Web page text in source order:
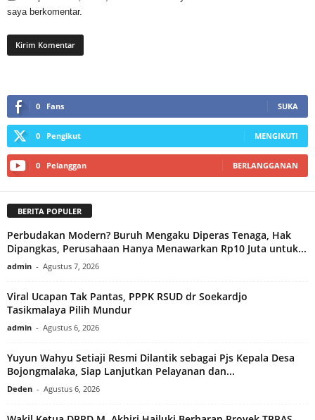
saya berkomentar.
0 Fans SUKA
0 Pengikut MENGIKUTI
0 Pelanggan BERLANGGANAN
BERITA POPULER
Perbudakan Modern? Buruh Mengaku Diperas Tenaga, Hak
Dipangkas, Perusahaan Hanya Menawarkan Rp10 Juta untuk...
admin - Agustus 7, 2026
Viral Ucapan Tak Pantas, PPPK RSUD dr Soekardjo
Tasikmalaya Pilih Mundur
admin - Agustus 6, 2026
Yuyun Wahyu Setiaji Resmi Dilantik sebagai Pjs Kepala Desa
Bojongmalaka, Siap Lanjutkan Pelayanan dan...
Deden - Agustus 6, 2026